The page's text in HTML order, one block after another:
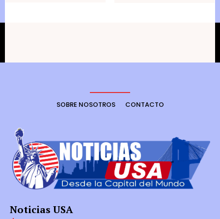
SOBRE NOSOTROS CONTACTO
Noticias USA